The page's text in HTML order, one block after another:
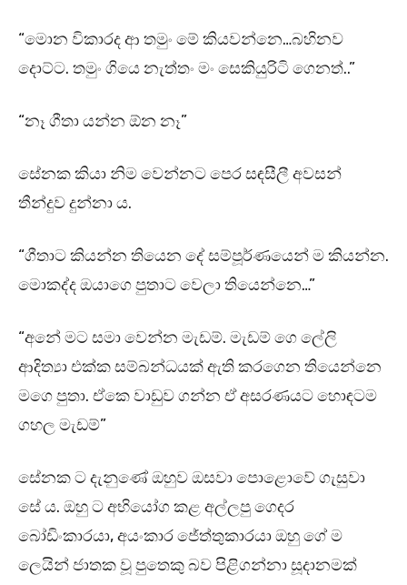
“මොන විකාරද ආ තමුං මේ කියවන්නෙ…බහිනව
දොට්ට. තමුං ගියෙ නැත්තං මං සෙකියුරිටි ගෙනත්..”
“නෑ ගීතා යන්න ඕන නෑ”
සේනක කියා නිම වෙන්නට පෙර සඳසීලී අවසන්
තීන්දුව දුන්නා ය.
“ගීතාට කියන්න තියෙන දේ සම්පූර්ණයෙන් ම කියන්න.
මොකද්ද ඔයාගෙ පුතාට වෙලා තියෙන්නෙ…”
“අනේ මට සමා වෙන්න මැඩම්. මැඩම් ගෙ ලේලි
ආදිත්‍යා එක්ක සම්බන්ධයක් ඇති කරගෙන තියෙන්නෙ
මගෙ පුතා. ඒකෙ වාඩුව ගන්න ඒ අසරණයට හොඳටම
ගහල මැඩම්”
සේනක ට දැනුණේ ඔහුව ඔසවා පොළොවේ ගැසුවා
සේ ය. ඔහු ට අභියෝග කළ අල්ලපු ගෙදර
බෝඩිංකාරයා, අයංකාර ජේත්තුකාරයා ඔහු ගේ ම
ලෙයින් ජාතක වූ පුතෙකු බව පිළිගන්නා සූදානමක්